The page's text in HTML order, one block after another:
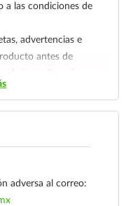
a las condiciones de
advertencias e
antes de
de inmediato si
salud.
adversa al correo: